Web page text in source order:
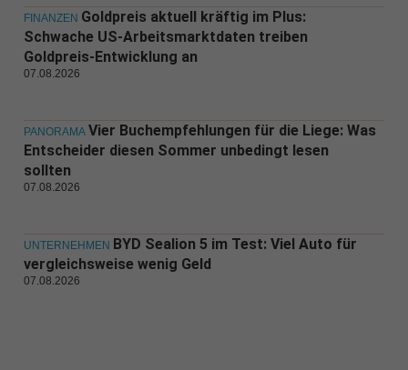
FINANZEN Goldpreis aktuell kräftig im Plus:
Schwache US-Arbeitsmarktdaten treiben
Goldpreis-Entwicklung an
07.08.2026
PANORAMA Vier Buchempfehlungen für die Liege: Was
Entscheider diesen Sommer unbedingt lesen
sollten
07.08.2026
UNTERNEHMEN BYD Sealion 5 im Test: Viel Auto für
vergleichsweise wenig Geld
07.08.2026